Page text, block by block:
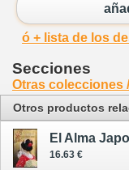
ó + lista de los
Secciones
Otras colecciones
Otros productos
El Alma
16.63 €